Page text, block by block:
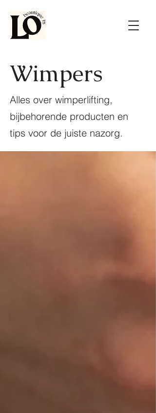
Wimpers
Alles over wimperlifting,
bijbehorende producten en
tips voor de juiste nazorg.